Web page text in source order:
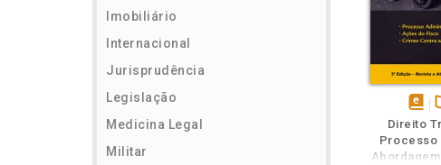
Imobiliário
Internacional
Jurisprudência
Legislação
Medicina Legal
Militar
em
eBook
Direito
Processo
TambémTambém
TambémFolheie